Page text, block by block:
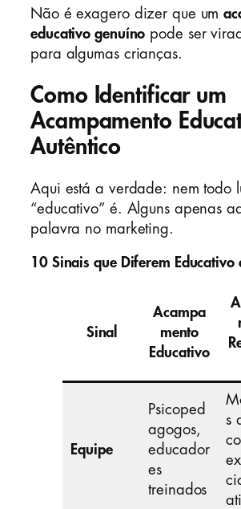
Não é exagero dizer que um
educativo genuíno pode ser
para algumas crianças.
Como Identificar um
Acampamento
Autêntico
Aqui está a verdade: nem todo
“educativo” é. Alguns apenas
palavra no marketing.
10 Sinais que Diferem Educativo
Sinal
Acampa
mento
Educativo
Equipe
Psicoped
agogos,
educador
es
treinados
s